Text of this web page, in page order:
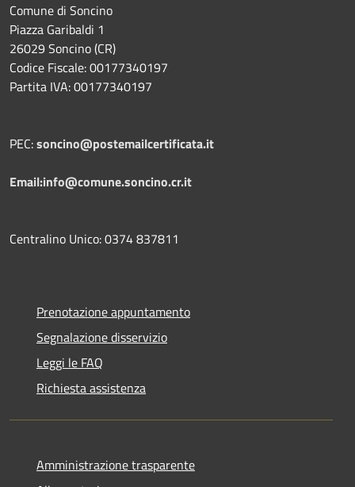
Comune di Soncino
Piazza Garibaldi 1
26029 Soncino (CR)
Codice Fiscale: 00177340197
Partita IVA: 00177340197
PEC:soncino@postemailcertificata.it
Email:info@comune.soncino.cr.it
Centralino Unico: 0374 837811
Prenotazione appuntamento
Segnalazione disservizio
Leggi le FAQ
Richiesta assistenza
Amministrazione trasparente